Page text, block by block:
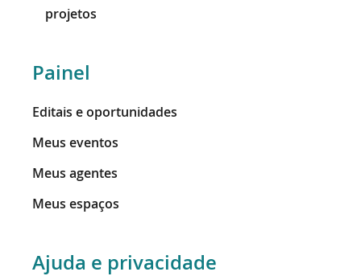
projetos
Painel
Editais e oportunidades
Meus eventos
Meus agentes
Meus espaços
Ajuda e privacidade